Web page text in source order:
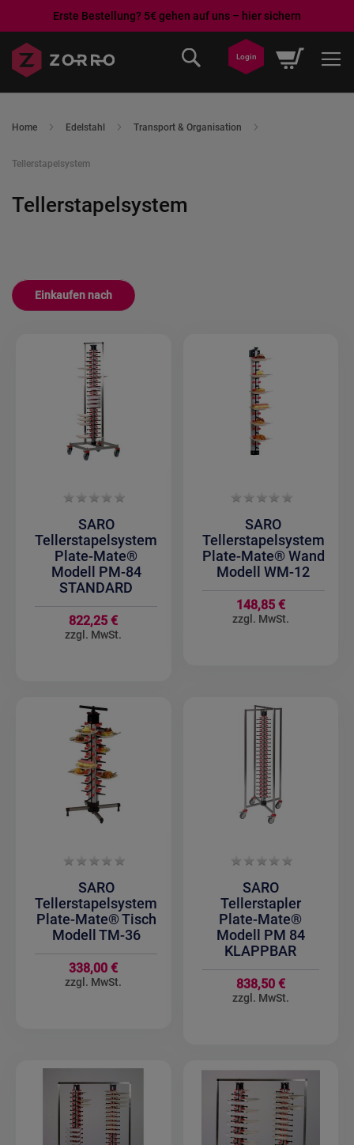
Erste Bestellung? 5€ gehen auf uns – hier sichern
zum
Mein
Login
Home Edelstahl Transport & Organisation
Tellerstapelsystem
Tellerstapelsystem
SARO
Tellerstapelsystem
Plate-Mate®
Modell PM-84
STANDARD
822,25 €
SARO
Tellerstapelsystem
Plate-Mate® Wand
Modell WM-12
148,85 €
SARO
Tellerstapelsystem
Plate-Mate® Tisch
Modell TM-36
338,00 €
SARO
Tellerstapler
Plate-Mate®
Modell PM 84
KLAPPBAR
838,50 €
Einkaufen nach